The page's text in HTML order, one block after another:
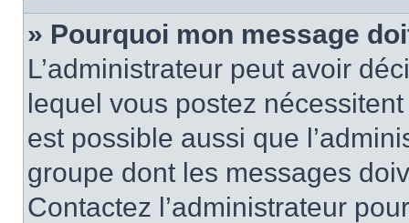
» Pourquoi mon message
L’administrateur peut avoir
lequel vous postez
est possible aussi que
groupe dont les messages
Contactez l’administrateur